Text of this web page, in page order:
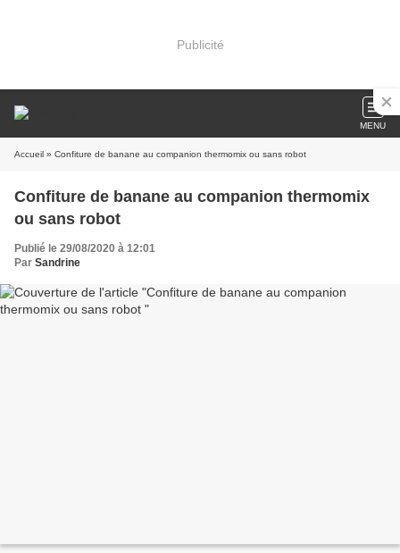
Publicité
MENU
Accueil » Confiture de banane au companion thermomix ou sans robot
Confiture de banane au companion thermomix
ou sans robot
Publié le 29/08/2020 à 12:01
Par Sandrine